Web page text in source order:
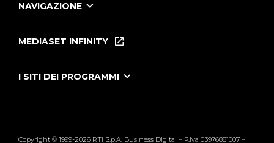
NAVIGAZIONE
Le Iene Presentano Inside
Tutti i servizi
MEDIASET INFINITY
I SITI DEI PROGRAMMI
Copyright © 1999-2026 RTI S.p.A. Business Digital – P.Iva 03976881007 –